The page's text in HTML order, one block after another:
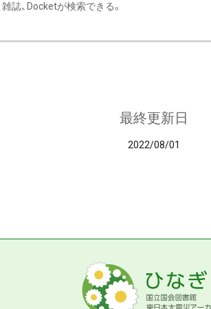
雑誌、Docketが検索できる。
最終更新日
2022/08/01